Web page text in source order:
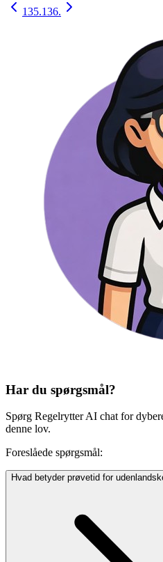
135.136.
Har du spørgsmål?
Spørg Regelrytter AI chat for
denne lov.
Foreslåede spørgsmål:
Hvad betyder prøvetid for